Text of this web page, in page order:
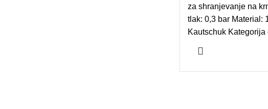
za shranjevanje na
tlak: 0,3 bar Material:
Kautschuk